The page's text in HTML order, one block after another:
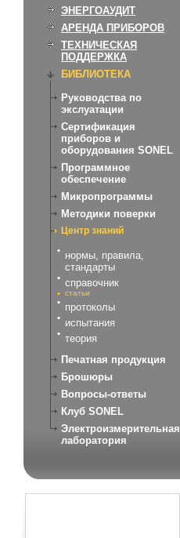
ЭНЕРГОАУДИТ
АРЕНДА ПРИБОРОВ
ТЕХНИЧЕСКАЯ
ПОДДЕРЖКА
БИБЛИОТЕКА
Руководства по
экслуатации
Сертификация
приборов и
оборудования SONEL
Программное
обеспечение
Микропрограммы
Методики поверки
Центр знаний
нормы, правила,
стандарты
справочник
статьи
протоколы
испытания
теория
Печатная продукция
Брошюры
Вопросы-ответы
Клуб SONEL
Электроизмерительная
лаборатория